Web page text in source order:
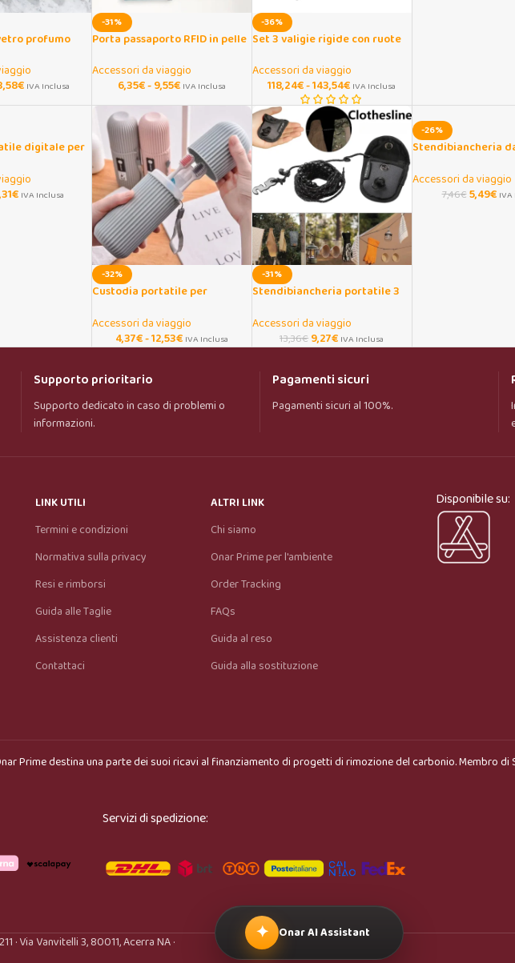
✦ Onar AI Assistant
Dimmi cosa stai cercando e ti aiuto a trovare il
profumo
€ IVA Inclusa
-31%
Porta passaporto RFID in pelle
Accessori da viaggio
6,35€-9,55€ IVA Inclusa
-36%
Set 3 valigie rigide con ruote
Accessori da viaggio
118,24€-143,54€ IVA Inclusa
digitale per
€ IVA Inclusa
-32%
Custodia portatile per
campeggio
Accessori da viaggio
4,37€-12,53€ IVA Inclusa
-31%
Stendibiancheria portatile 3
Accessori da viaggio
13,36€9,27€ IVA Inclusa
-26%
Stendibiancheria
Accessori da viaggio
7,46€5,49€
Supporto prioritario
Supporto dedicato in caso di problemi o
informazioni.
Pagamenti sicuri
Pagamenti sicuri al 100%.
LINK UTILI
Termini e condizioni
Normativa sulla privacy
Resi e rimborsi
Guida alle Taglie
Assistenza clienti
Contattaci
ALTRI LINK
Chi siamo
Onar Prime per l'ambiente
Order Tracking
FAQs
Guida al reso
Guida alla sostituzione
Disponibile su:
Primedestina una parte dei suoi ricavi al finanziamento di progetti di rimozione del carbonio. Membro di
Servizi di spedizione:
· Via Vanvitelli 3, 80011, Acerra NA ·